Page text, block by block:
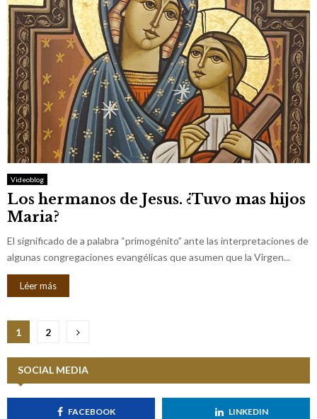
Videoblog
Los hermanos de Jesus. ¿Tuvo mas hijos
Maria?
El significado de a palabra “primogénito” ante las interpretaciones de
algunas congregaciones evangélicas que asumen que la Virgen...
Léer más
N
a
v
1 2
SOCIAL MEDIA
FACEBOOK LINKEDIN